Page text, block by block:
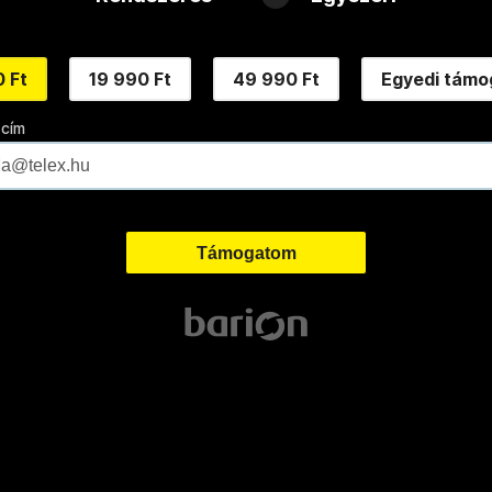
Ft 19 990 Ft 49 990 Ft Egyedi